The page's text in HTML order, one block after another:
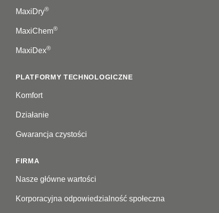
MaxiDry®
MaxiChem®
MaxiDex®
PLATFORMY TECHNOLOGICZNE
Komfort
Działanie
Gwarancja czystości
FIRMA
Nasze główne wartości
Korporacyjna odpowiedzialność społeczna